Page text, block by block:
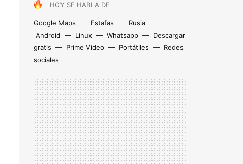
HOY SE HABLA DE
Google Maps Estafas
Rusia
Android
Linux Whatsapp
Descargar
gratis
Prime Video Portátiles
Redes
sociales